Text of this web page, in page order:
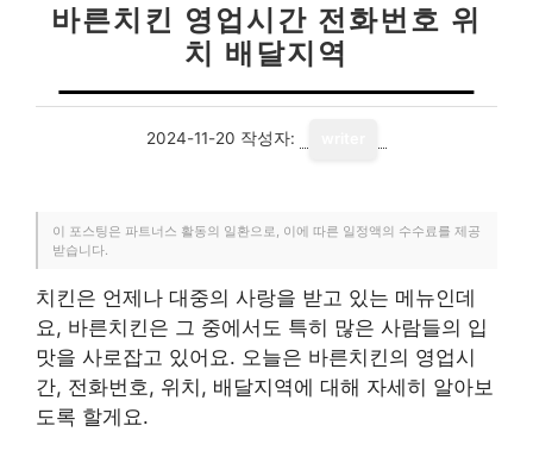
바른치킨 영업시간 전화번호 위
치 배달지역
2024-11-20 작성자:
이 포스팅은 파트너스 활동의 일환으로, 이에 따른 일정액의 수수료를 제공
받습니다.
치킨은 언제나 대중의 사랑을 받고 있는 메뉴인데
요, 바른치킨은 그 중에서도 특히 많은 사람들의 입
맛을 사로잡고 있어요. 오늘은 바른치킨의 영업시
간, 전화번호, 위치, 배달지역에 대해 자세히 알아보
도록 할게요.